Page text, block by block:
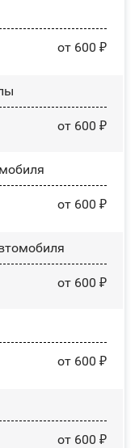
от 600 ₽
от 600 ₽
от 600 ₽
от 600 ₽
от 600 ₽
от 600 ₽